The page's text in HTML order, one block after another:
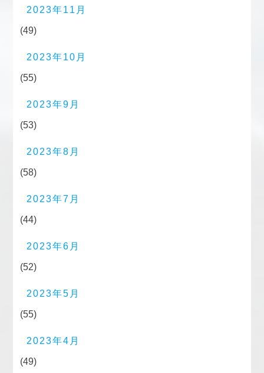
2023年11月
(49)
2023年10月
(55)
2023年9月
(53)
2023年8月
(58)
2023年7月
(44)
2023年6月
(52)
2023年5月
(55)
2023年4月
(49)